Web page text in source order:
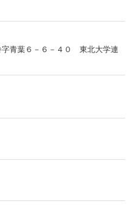
青葉６－６－４０ 東北大学連